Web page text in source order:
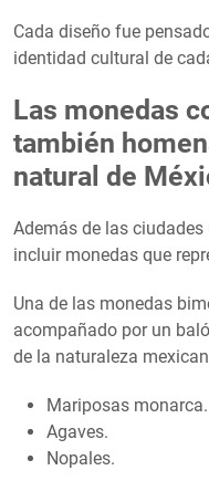
Cada diseño fue
identidad cultural de
Las monedas
también
natural de
Además de las
incluir monedas que
Una de las monedas
acompañado por un
de la naturaleza
Mariposas monarca.
Agaves.
Nopales.